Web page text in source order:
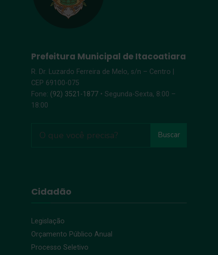
Prefeitura Municipal de Itacoatiara
R. Dr. Luzardo Ferreira de Melo, s/n – Centro |
CEP 69100-075
Fone: (92) 3521-1877 • Segunda-Sexta, 8:00 –
18:00
Buscar
Cidadão
Legislação
Orçamento Público Anual
Processo Seletivo